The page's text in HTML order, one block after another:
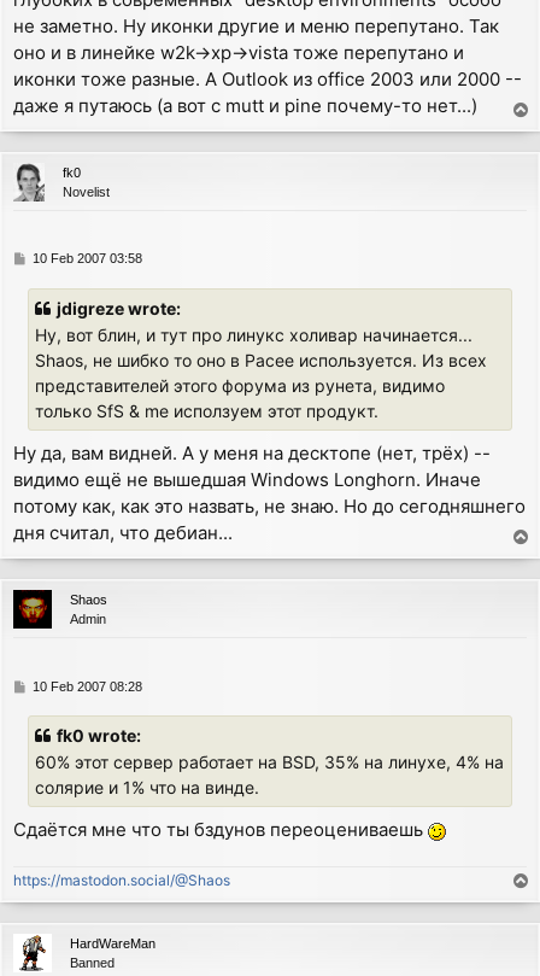
не заметно. Ну иконки другие и меню перепутано. Так
оно и в линейке w2k->xp->vista тоже перепутано и
иконки тоже разные. А Outlook из office 2003 или 2000 --
даже я путаюсь (а вот с mutt и pine почему-то нет...)
o
p
fk0
Novelist
P10 Feb 2007 03:58
jdigreze wrote:
Ну, вот блин, и тут про линукс холивар начинается...
Shaos, не шибко то оно в Расее используется. Из всех
представителей этого форума из рунета, видимо
только SfS & me исползуем этот продукт.
Ну да, вам видней. А у меня на десктопе (нет, трёх) --
видимо ещё не вышедшая Windows Longhorn. Иначе
потому как, как это назвать, не знаю. Но до сегодняшнего
дня считал, что дебиан...
o
p
Shaos
Admin
P10 Feb 2007 08:28
fk0 wrote:
60% этот сервер работает на BSD, 35% на линухе, 4% на
солярие и 1% что на винде.
Сдаётся мне что ты бздунов переоцениваешь
https://mastodon.social/@Shaos
o
p
HardWareMan
Banned